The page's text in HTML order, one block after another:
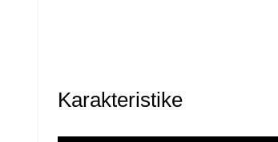
Karakteristike